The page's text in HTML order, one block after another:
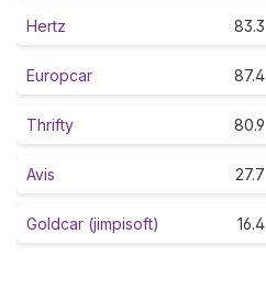
Hertz 83.3
Europcar 87.4
Thrifty 80.9
Avis 27.7
Goldcar (jimpisoft) 16.4